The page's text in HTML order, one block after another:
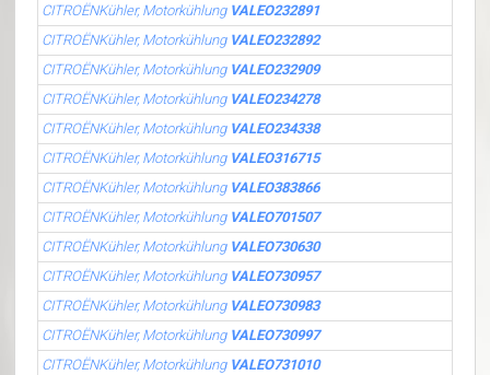
CITROËNKühler, Motorkühlung VALEO232891
CITROËNKühler, Motorkühlung VALEO232892
CITROËNKühler, Motorkühlung VALEO232909
CITROËNKühler, Motorkühlung VALEO234278
CITROËNKühler, Motorkühlung VALEO234338
CITROËNKühler, Motorkühlung VALEO316715
CITROËNKühler, Motorkühlung VALEO383866
CITROËNKühler, Motorkühlung VALEO701507
CITROËNKühler, Motorkühlung VALEO730630
CITROËNKühler, Motorkühlung VALEO730957
CITROËNKühler, Motorkühlung VALEO730983
CITROËNKühler, Motorkühlung VALEO730997
CITROËNKühler, Motorkühlung VALEO731010